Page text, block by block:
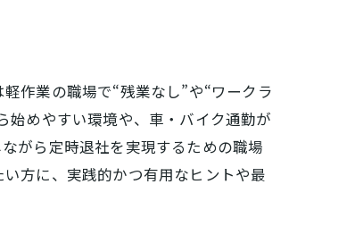
作業の職場で“残業なし”や“ワークラ
始めやすい環境や、車・バイク通勤が
がら定時退社を実現するための職場
方に、実践的かつ有用なヒントや最